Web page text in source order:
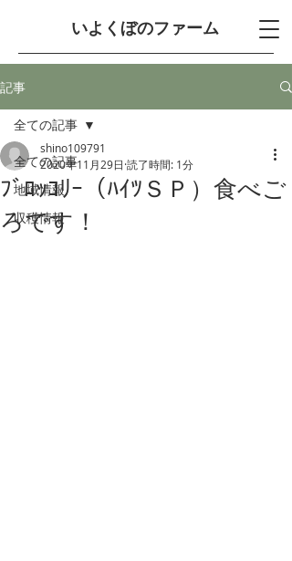
​いよくぼのファーム
記事
全ての記事
地域情報
収穫情報
全ての記事
ﾌﾞﾛｯｺﾘｰ（ﾊｲﾂＳＰ）食べご
ろです！
shino109791
2020年11月29日 読了時間: 1分